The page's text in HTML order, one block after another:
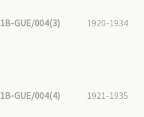
1B-GUE/004(3)
1920-1934
1B-GUE/004(4)
1921-1935